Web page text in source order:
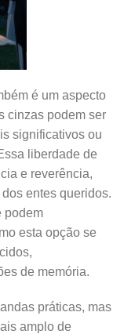
é um aspecto
cinzas podem ser
significativos ou
liberdade de
e reverência,
entes queridos.
podem
esta opção se
de memória.
práticas, mas
amplo de